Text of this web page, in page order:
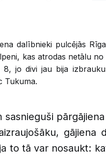
dalībnieki pulcējās
kas atrodas netālu no
8, jo divi jau bija
Tukuma.
gājiena
to tā var nosaukt: